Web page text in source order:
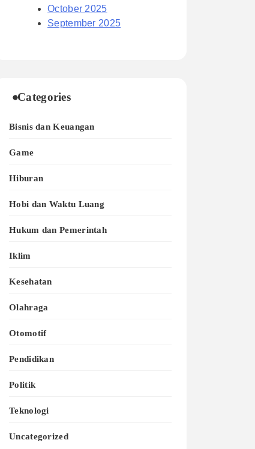
October 2025
September 2025
Categories
Bisnis dan Keuangan
Game
Hiburan
Hobi dan Waktu Luang
Hukum dan Pemerintah
Iklim
Kesehatan
Olahraga
Otomotif
Pendidikan
Politik
Teknologi
Uncategorized